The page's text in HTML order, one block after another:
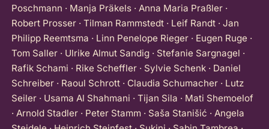
Poschmann · Manja Präkels · Anna Maria Praßler ·
Robert Prosser · Tilman Rammstedt · Leif Randt · Jan
Philipp Reemtsma · Linn Penelope Rieger · Eugen Ruge ·
Tom Saller · Ulrike Almut Sandig · Stefanie Sargnagel ·
Rafik Schami · Rike Scheffler · Sylvie Schenk · Daniel
Schreiber · Raoul Schrott · Claudia Schumacher · Lutz
Seiler · Usama Al Shahmani · Tijan Sila · Mati Shemoelof
· Arnold Stadler · Peter Stamm · Saša Stanišić · Angela